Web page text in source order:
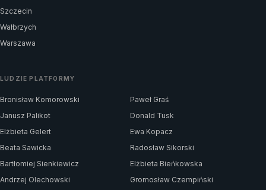
Szczecin
Wałbrzych
Warszawa
LUDZIE PLATFORMY
Bronisław Komorowski
Paweł Graś
Janusz Palikot
Donald Tusk
Elżbieta Gelert
Ewa Kopacz
Beata Sawicka
Radosław Sikorski
Bartłomiej Sienkiewicz
Elżbieta Bieńkowska
Andrzej Olechowski
Gromosław Czempiński